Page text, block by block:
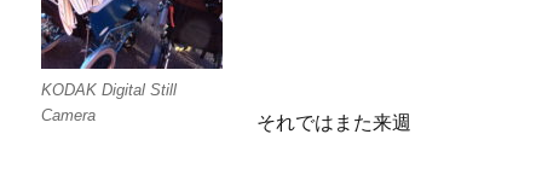
KODAK Digital Still
Camera
それではまた来週